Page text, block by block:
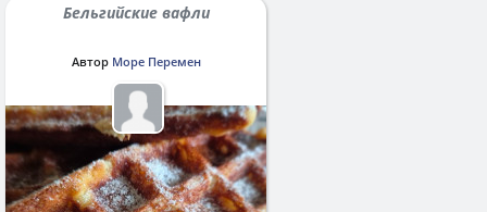
Бельгийские вафли
Автор Море Перемен